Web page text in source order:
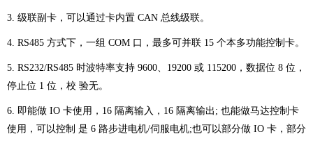
3. 级联副卡，可以通过卡内置 CAN 总线级联。
4. RS485 方式下，一组 COM 口，最多可并联 15 个本多功能控制卡。
5. RS232/RS485 时波特率支持 9600、19200 或 115200，数据位 8 位，
停止位 1 位，校 验无。
6. 即能做 IO 卡使用，16 隔离输入，16 隔离输出; 也能做马达控制卡
使用，可以控制 是 6 路步进电机/伺服电机;也可以部分做 IO 卡，部分